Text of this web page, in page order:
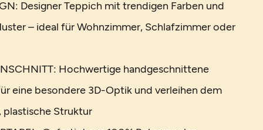
Designer Teppich mit trendigen Farben und
– ideal für Wohnzimmer, Schlafzimmer oder
Hochwertige handgeschnittene
eine besondere 3D-Optik und verleihen dem
plastische Struktur